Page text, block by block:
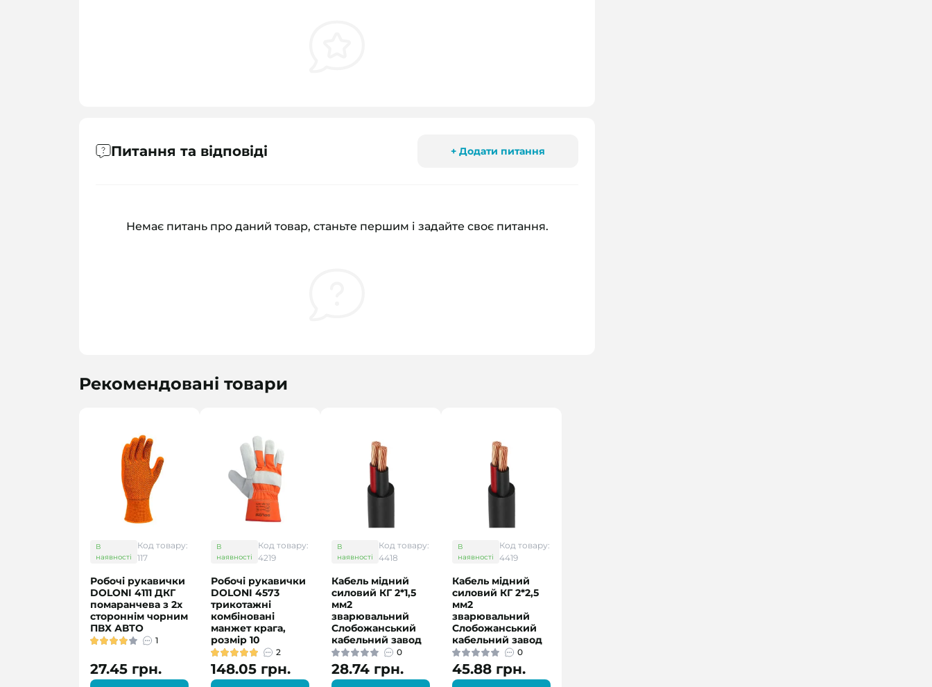
Питання та відповіді + Додати питання
Немає питань про даний товар, станьте першим і задайте своє питання.
Рекомендовані товари
В
наявності
Код товару:
117
Робочі рукавички
DOLONI 4111 ДКГ
помаранчева з 2х
стороннім чорним
ПВХ АВТО
1
27.45 грн.
В
наявності
Код товару:
4219
Робочі рукавички
DOLONI 4573
трикотажні
комбіновані
манжет крага,
розмір 10
2
148.05 грн.
В
наявності
Код товару:
4418
Кабель мідний
силовий КГ 2*1,5
мм2
зварювальний
Слобожанський
кабельний завод
0
28.74 грн.
В
наявності
Код товару:
4419
Кабель мідний
силовий КГ 2*2,5
мм2
зварювальний
Слобожанський
кабельний завод
0
45.88 грн.